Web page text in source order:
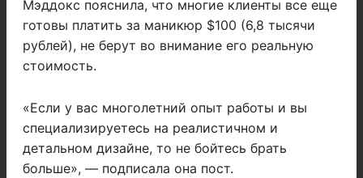
Мэддокс пояснила, что многие клиенты все еще
готовы платить за маникюр $100 (6,8 тысячи
рублей), не берут во внимание его реальную
стоимость.
«Если у вас многолетний опыт работы и вы
специализируетесь на реалистичном и
детальном дизайне, то не бойтесь брать
больше», — подписала она пост.